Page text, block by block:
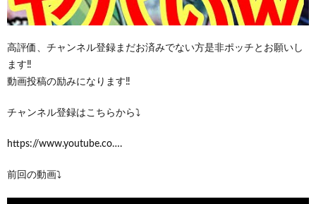
高評価、チャンネル登録まだお済みでない方是非ポッチとお願いし
ます‼️
動画投稿の励みになります‼️
チャンネル登録はこちらから⤵︎ ︎
https://www.youtube.co….
前回の動画⤵︎